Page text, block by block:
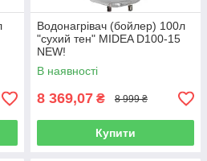
Водонагрівач (бойлер) 100л
"сухий тен" MIDEA D100-15
NEW!
В наявності
8 369,07 ₴ 8 999 ₴
Купити